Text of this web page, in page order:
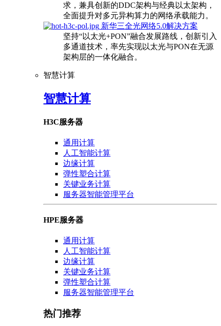
求，兼具创新的DDC架构与经典以太架构，
全面提升对多元异构算力的网络承载能力。
新华三全光网络5.0解决方案
坚持“以太光+PON”融合发展路线，创新引入
多通道技术，率先实现以太光与PON在无源
架构层的一体化融合。
智慧计算
智慧计算
H3C服务器
通用计算
人工智能计算
边缘计算
弹性塑合计算
关键业务计算
服务器智能管理平台
HPE服务器
通用计算
人工智能计算
边缘计算
关键业务计算
弹性塑合计算
服务器智能管理平台
热门推荐